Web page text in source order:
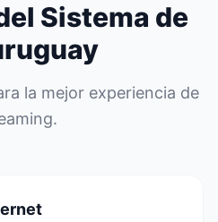
Sistema de
la mejor experiencia de